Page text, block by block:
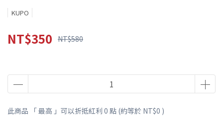
KUPO
NT$350 NT$580
此商品 「 最高 」可以折抵紅利 0 點 (約等於 NT$0 )